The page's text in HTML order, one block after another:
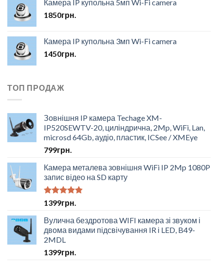
Камера IP купольна 5мп Wi-Fi camera
1850грн.
Камера IP купольна 3мп Wi-Fi camera
1450грн.
ТОП ПРОДАЖ
Зовнішня IP камера Techage XM-
IP520SEWTV-20, циліндрична, 2Mp, WiFi, Lan,
microsd 64Gb, аудіо, пластик, ICSee / XMEye
799грн.
Камера металева зовнішня WiFi IP 2Mp 1080P
запис відео на SD карту
Оцінено в
з 5
1399грн.
Вулична бездротова WIFI камера зі звуком і
двома видами підсвічування IR і LED, B49-
2MDL
1399грн.